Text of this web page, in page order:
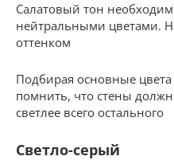
Салатовый тон
нейтральными цветами.
оттенком
Подбирая основные
помнить, что стены
светлее всего остального
Светло-серый